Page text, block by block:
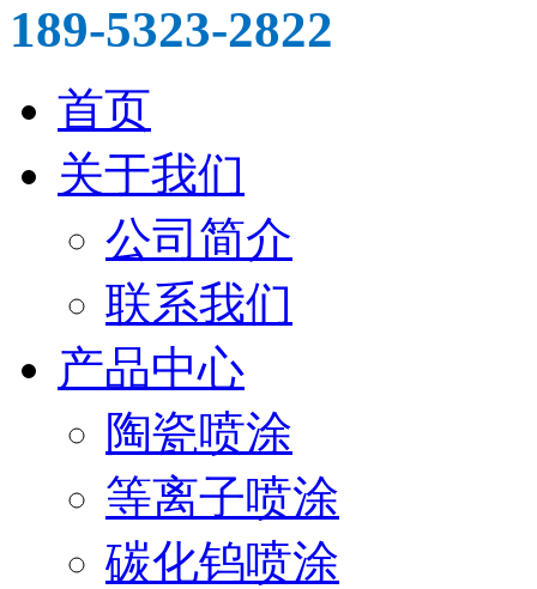
189-5323-2822
首页
关于我们
公司简介
联系我们
产品中心
陶瓷喷涂
等离子喷涂
碳化钨喷涂